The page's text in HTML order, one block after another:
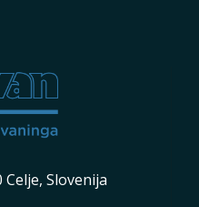
Celje, Slovenija